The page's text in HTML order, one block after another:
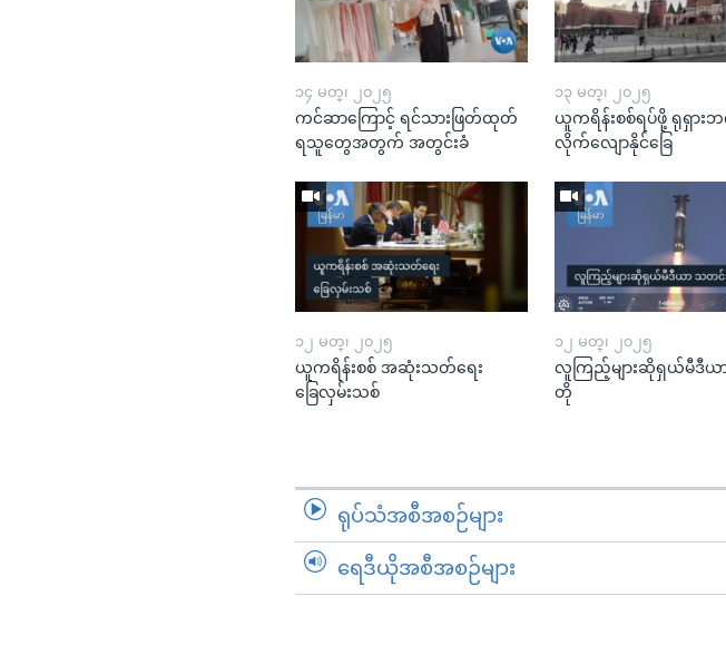
၁၄ မတ္၊ ၂၀၂၅
ကင်ဆာကြောင့် ရင်သားဖြတ်ထုတ်
ရသူတွေအတွက် အတွင်းခံ
၁၃ မတ္၊ ၂၀၂၅
ယူကရိန်းစစ်ရပ်ဖို့ ရုရှာ
လိုက်လျောနိုင်ခြေ
၁၂ မတ္၊ ၂၀၂၅
ယူကရိန်းစစ် အဆုံးသတ်ရေး
ခြေလှမ်းသစ်
၁၂ မတ္၊ ၂၀၂၅
လူကြည့်များဆိုရှယ်မီဒီယ
တို
ရုပ်သံအစီအစဉ်များ
ရေဒီယိုအစီအစဉ်များ